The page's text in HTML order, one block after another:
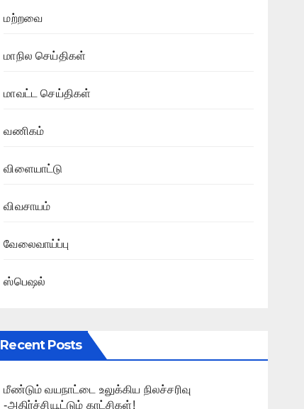
மற்றவை
மாநில செய்திகள்
மாவட்ட செய்திகள்
வணிகம்
விளையாட்டு
விவசாயம்
வேலைவாய்ப்பு
ஸ்பெஷல்
Recent Posts
மீண்டும் வயநாட்டை உலுக்கிய நிலச்சரிவு
-அதிர்ச்சியூட்டும் காட்சிகள்!